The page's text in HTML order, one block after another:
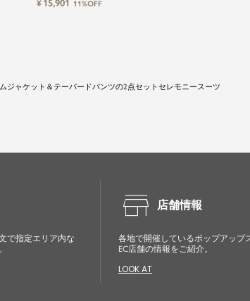
¥ 15,901 11%OFF
ジャケット＆テーパードパンツの2点セットセレモニースーツ
で指定エリア内な
store 店舗情報
各地で開催しているポップアップ
EC店舗の情報をご紹介。
LOOK AT